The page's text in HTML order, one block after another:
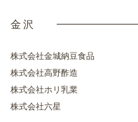
金沢
株式会社金城納豆食品
株式会社高野酢造
株式会社ホリ乳業
株式会社六星